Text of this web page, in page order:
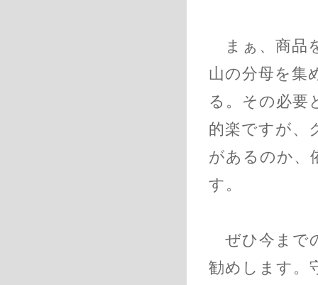
まぁ、商品
山の分母を集
る。その必要
的楽ですが、
があるのか、
す。
ぜひ今まで
勧めします。